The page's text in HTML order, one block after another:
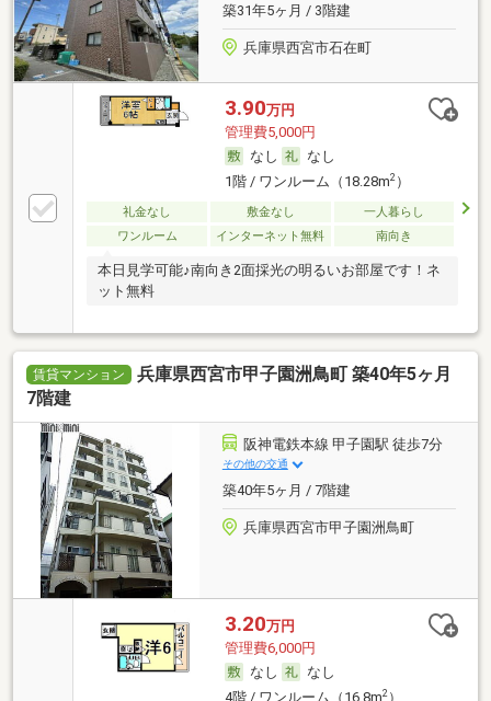
築31年5ヶ月 / 3階建
兵庫県西宮市石在町
3.90万円
管理費5,000円
なし
なし
1階 / ワンルーム（18.28m2）
礼金なし 敷金なし
一人暮らし
ワンルーム
インターネット無料 南向き
本日見学可能♪南向き2面採光の明るいお部屋です！ネ
ット無料
賃貸マンション
兵庫県西宮市甲子園洲鳥町 築40年5ヶ月
7階建
阪神電鉄本線 甲子園駅 徒歩7分
その他の交通
築40年5ヶ月 / 7階建
兵庫県西宮市甲子園洲鳥町
3.20万円
管理費6,000円
なし
なし
4階 / ワンルーム（16.8m2）